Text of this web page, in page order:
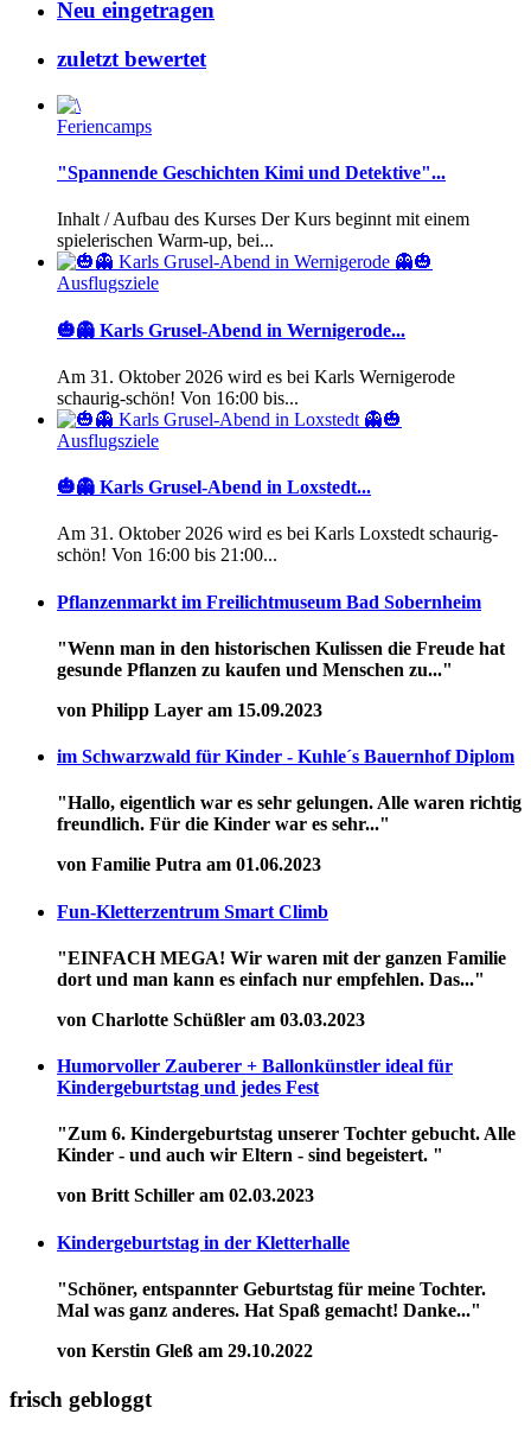
Neu eingetragen
zuletzt bewertet
Feriencamps
"Spannende Geschichten Kimi und Detektive"...
Inhalt / Aufbau des Kurses Der Kurs beginnt mit einem
spielerischen Warm-up, bei...
Ausflugsziele
🎃👻 Karls Grusel-Abend in Wernigerode...
Am 31. Oktober 2026 wird es bei Karls Wernigerode
schaurig-schön! Von 16:00 bis...
Ausflugsziele
🎃👻 Karls Grusel-Abend in Loxstedt...
Am 31. Oktober 2026 wird es bei Karls Loxstedt schaurig-
schön! Von 16:00 bis 21:00...
Pflanzenmarkt im Freilichtmuseum Bad Sobernheim
"Wenn man in den historischen Kulissen die Freude hat
gesunde Pflanzen zu kaufen und Menschen zu..."
von Philipp Layer am 15.09.2023
im Schwarzwald für Kinder - Kuhle´s Bauernhof Diplom
"Hallo, eigentlich war es sehr gelungen. Alle waren richtig
freundlich. Für die Kinder war es sehr..."
von Familie Putra am 01.06.2023
Fun-Kletterzentrum Smart Climb
"EINFACH MEGA! Wir waren mit der ganzen Familie
dort und man kann es einfach nur empfehlen. Das..."
von Charlotte Schüßler am 03.03.2023
Humorvoller Zauberer + Ballonkünstler ideal für
Kindergeburtstag und jedes Fest
"Zum 6. Kindergeburtstag unserer Tochter gebucht. Alle
Kinder - und auch wir Eltern - sind begeistert. "
von Britt Schiller am 02.03.2023
Kindergeburtstag in der Kletterhalle
"Schöner, entspannter Geburtstag für meine Tochter.
Mal was ganz anderes. Hat Spaß gemacht! Danke..."
von Kerstin Gleß am 29.10.2022
frisch gebloggt